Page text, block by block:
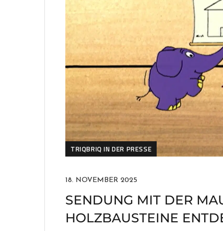
TRIQBRIQ IN DER PRESSE
18. NOVEMBER 2025
SENDUNG MIT DER
HOLZBAUSTEINE